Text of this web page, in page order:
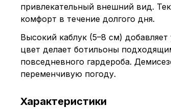
привлекательный внешний вид.
комфорт в течение долгого дня.
Высокий каблук (5–8 см)
цвет делает ботильоны
повседневного гардероба.
переменчивую погоду.
Характеристики